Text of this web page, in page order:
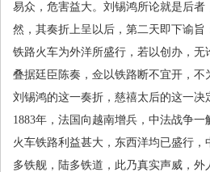
易众，危害益大。刘锡鸿所论就是后
然，其奏折上呈以后，第二天即下谕旨
铁路火车为外洋所盛行，若以创办，
叠据廷臣陈奏，佥以铁路断不宜开，
刘锡鸿的这一奏折，慈禧太后的这一
1883年，法国向越南增兵，中法战争
火车铁路利益甚大，东西洋均已盛行
多铁舰，陆多铁道，此乃真实声威，外